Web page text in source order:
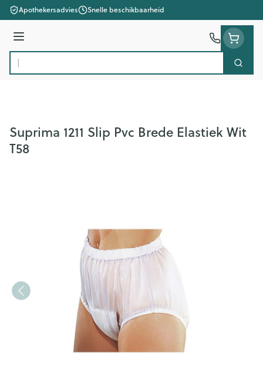
Ga naar de inhoud
Apothekersadvies Snelle beschikbaarheid
Menu
Product, merk, categorie...
Zoek
Suprima 1211 Slip Pvc Brede Elastiek Wit
T58